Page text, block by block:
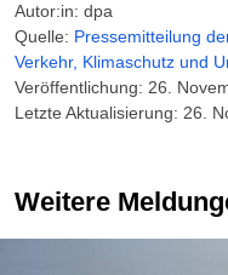
Autor:in: dpa
Quelle: Pressemitteilung
Verkehr, Klimaschutz und
Veröffentlichung: 26.
Letzte Aktualisierung: 26.
Weitere